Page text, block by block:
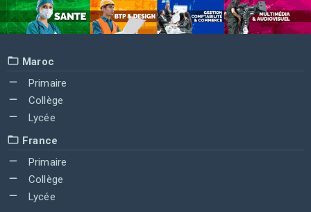
Maroc
Primaire
Collège
Lycée
France
Primaire
Collège
Lycée